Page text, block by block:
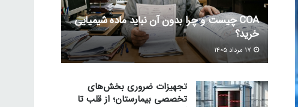
COA چیست و چرا بدون آن نباید ماده شیمیایی
خرید؟
تجهیزات ضروری بخش‌های
تخصصی بیمارستان؛ از قلب تا